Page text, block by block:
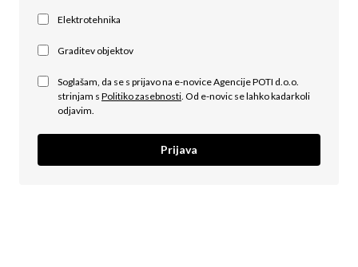
Elektrotehnika
Graditev objektov
Soglašam, da se s prijavo na e-novice Agencije POTI d.o.o.
strinjam s Politiko zasebnosti. Od e-novic se lahko kadarkoli
odjavim.
Prijava